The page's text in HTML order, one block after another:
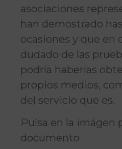
asociaciones
han demostrado
ocasiones y que en
dudado de las
podría haberlas
propios medios,
del servicio que es.
Pulsa en la imágen
documento